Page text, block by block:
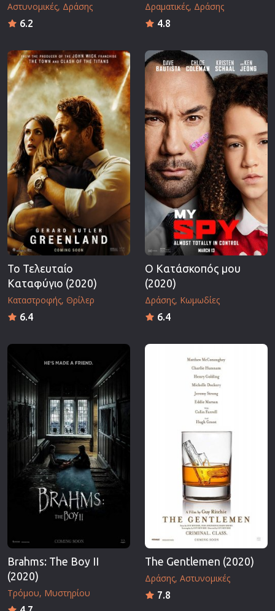
Αστυνομικές Δράσης
6.2
Δραματικές Δράσης
4.8
Το Τελευταίο
Καταφύγιο (2020)
Καταστροφής Θρίλερ
6.4
Ο Κατάσκοπός μου
(2020)
Δράσης Κωμωδίες
6.4
Brahms: The Boy II
(2020)
Τρόμου Μυστηρίου
The Gentlemen (2020)
Δράσης Αστυνομικές
7.8